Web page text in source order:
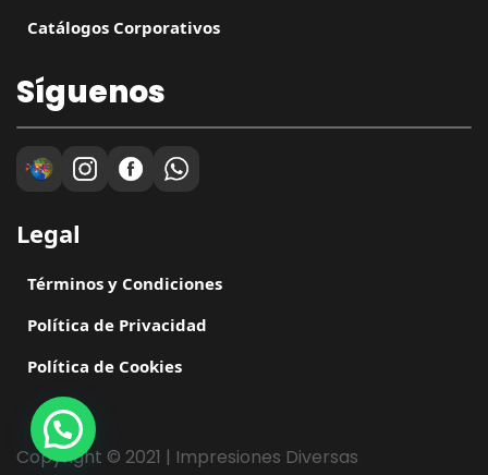
Catálogos Corporativos
Síguenos
Legal
Términos y Condiciones
Política de Privacidad
Política de Cookies
Copyright © 2021 | Impresiones Diversas